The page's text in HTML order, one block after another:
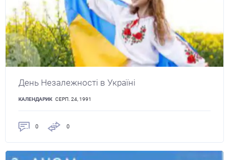
День Незалежності в Україні
КАЛЕНДАРИК СЕРП. 24, 1991
0 0